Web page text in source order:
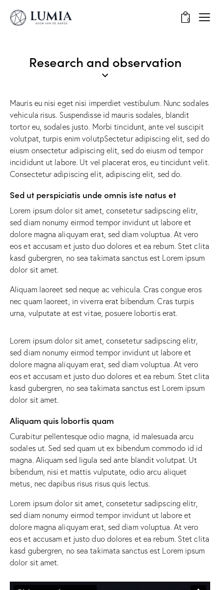
0
Research and observation
Mauris eu nisi eget nisi imperdiet vestibulum. Nunc sodales
vehicula risus. Suspendisse id mauris sodales, blandit
tortor eu, sodales justo. Morbi tincidunt, ante vel suscipit
volutpat, turpis enim volutpSectetur adipiscing elit, sed do
eiusm onsectetur adipiscing elit, sed do eiusm od tempor
incididunt ut labore. Ut vel placerat eros, eu tincidunt velit.
Consectetur adipiscing elit, adipiscing elit, sed do.
Sed ut perspiciatis unde omnis iste natus et
Lorem ipsum dolor sit amet, consetetur sadipscing elitr,
sed diam nonumy eirmod tempor invidunt ut labore et
dolore magna aliquyam erat, sed diam voluptua. At vero
eos et accusam et justo duo dolores et ea rebum. Stet clita
kasd gubergren, no sea takimata sanctus est Lorem ipsum
dolor sit amet.
Aliquam laoreet sed neque ac vehicula. Cras congue eros
nec quam laoreet, in viverra erat bibendum. Cras turpis
urna, vulputate at est vitae, posuere lobortis erat.
Lorem ipsum dolor sit amet, consetetur sadipscing elitr,
sed diam nonumy eirmod tempor invidunt ut labore et
dolore magna aliquyam erat, sed diam voluptua. At vero
eos et accusam et justo duo dolores et ea rebum. Stet clita
kasd gubergren, no sea takimata sanctus est Lorem ipsum
dolor sit amet.
Aliquam quis lobortis quam
Curabitur pellentesque odio magna, id malesuada arcu
sodales ut. Sed sed quam ut ex bibendum commodo id id
magna. Aliquam sed ligula sed ante blandit volutpat. Ut
bibendum, nisi et mattis vulputate, odio arcu aliquet
metus, nec dapibus risus risus quis lectus.
Lorem ipsum dolor sit amet, consetetur sadipscing elitr,
sed diam nonumy eirmod tempor invidunt ut labore et
dolore magna aliquyam erat, sed diam voluptua. At vero
eos et accusam et justo duo dolores et ea rebum. Stet clita
kasd gubergren, no sea takimata sanctus est Lorem ipsum
dolor sit amet.